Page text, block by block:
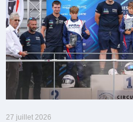
27 juillet 2026